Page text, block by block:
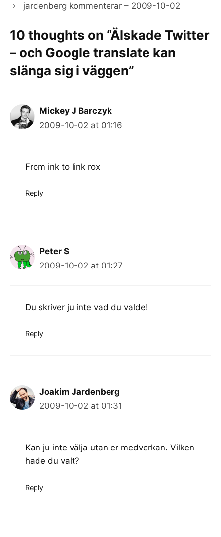
jardenberg kommenterar – 2009-10-02
10 thoughts on “Älskade Twitter
– och Google translate kan
slänga sig i väggen”
Mickey J Barczyk
2009-10-02 at 01:16
From ink to link rox
Reply
Peter S
2009-10-02 at 01:27
Du skriver ju inte vad du valde!
Reply
Joakim Jardenberg
2009-10-02 at 01:31
Kan ju inte välja utan er medverkan. Vilken
hade du valt?
Reply